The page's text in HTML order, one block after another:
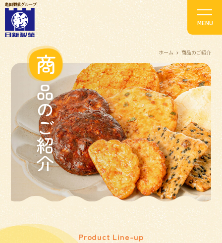
亀田製菓グループ
ホーム 商品のご紹介
商
品のご紹介
Product Line-up